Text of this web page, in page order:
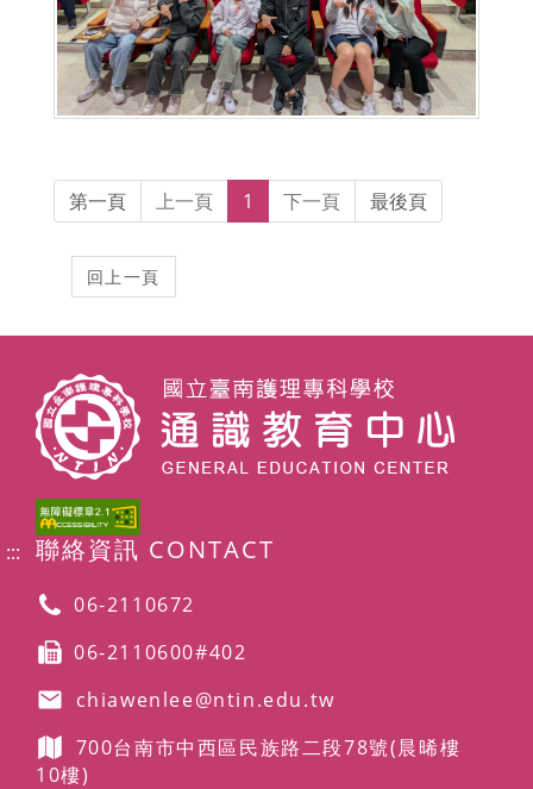
第一頁 上一頁 1 下一頁 最後頁
::: 聯絡資訊 CONTACT
06-2110672
06-2110600#402
chiawenlee@ntin.edu.tw
700台南市中西區民族路二段78號(晨晞樓
10樓)